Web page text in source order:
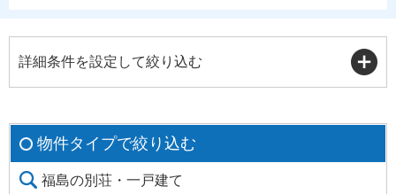
詳細条件を設定して絞り込む
物件タイプで絞り込む
福島の別荘・一戸建て